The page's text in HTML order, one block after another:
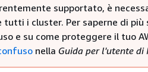
supportato, è
tutti i cluster. Per saperne di più
e su come proteggere il tuo
nella Guida per l'utente di